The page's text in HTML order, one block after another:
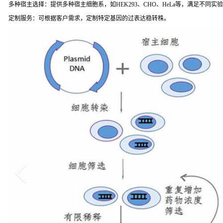
多种宿主选择：提供多种宿主细胞系，如HEK293、CHO、HeLa等，满足不同实
定制服务：可根据客户需求，定制特定基因的过表达稳转株。